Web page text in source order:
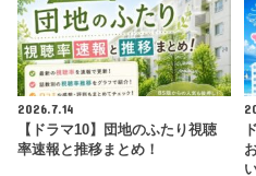
2026.7.14
【ドラマ10】団地のふたり視聴
率速報と推移まとめ！